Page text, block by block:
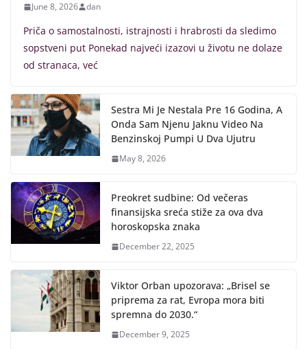
June 8, 2026 dan
Priča o samostalnosti, istrajnosti i hrabrosti da sledimo
sopstveni put Ponekad najveći izazovi u životu ne dolaze
od stranaca, već
Sestra Mi Je Nestala Pre 16 Godina, A
Onda Sam Njenu Jaknu Video Na
Benzinskoj Pumpi U Dva Ujutru
May 8, 2026
Preokret sudbine: Od večeras
finansijska sreća stiže za ova dva
horoskopska znaka
December 22, 2025
Viktor Orban upozorava: „Brisel se
priprema za rat, Evropa mora biti
spremna do 2030.“
December 9, 2025